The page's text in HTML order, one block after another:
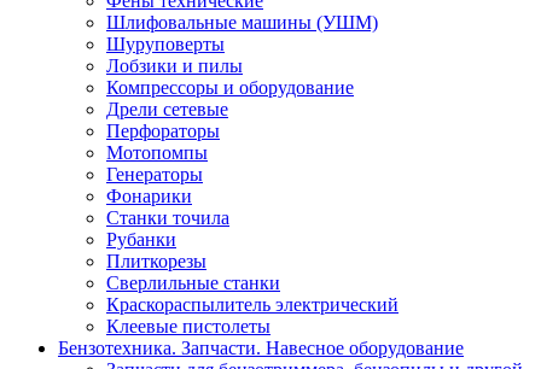
Шлифовальные машины (УШМ)
Шуруповерты
Лобзики и пилы
Компрессоры и оборудование
Дрели сетевые
Перфораторы
Мотопомпы
Генераторы
Фонарики
Станки точила
Рубанки
Плиткорезы
Сверлильные станки
Краскораспылитель электрический
Клеевые пистолеты
Бензотехника. Запчасти. Навесное оборудование